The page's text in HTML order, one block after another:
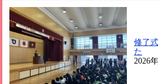
修了
た
2026